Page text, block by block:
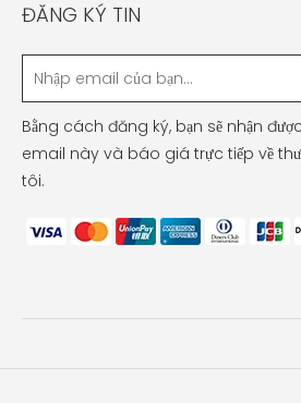
ĐĂNG KÝ TIN
Bằng cách đăng ký, bạn sẽ nhận
email này và báo giá trực tiếp về
tôi.